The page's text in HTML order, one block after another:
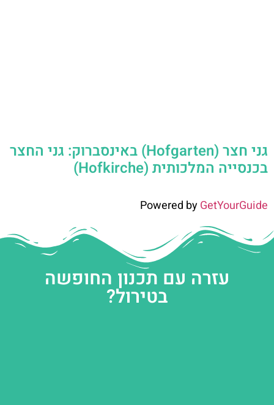
גני חצר (Hofgarten) באינסברוק: גני החצר
בכנסייה המלכותית (Hofkirche)
Powered byGetYourGuide
עזרה עם תכנון החופשה
בטירול?